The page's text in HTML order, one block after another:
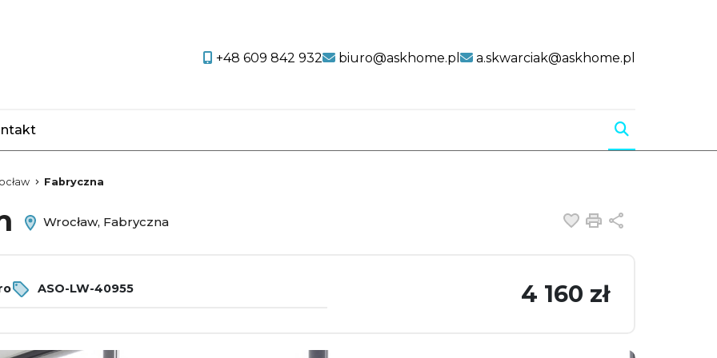
+48 609 842 932 biuro@askhome.pl a.skwarciak@askhome.pl
Fabryczna
Wrocław, Fabryczna Dodaj do
Drukuj
ASO-LW-40955 4 160 zł